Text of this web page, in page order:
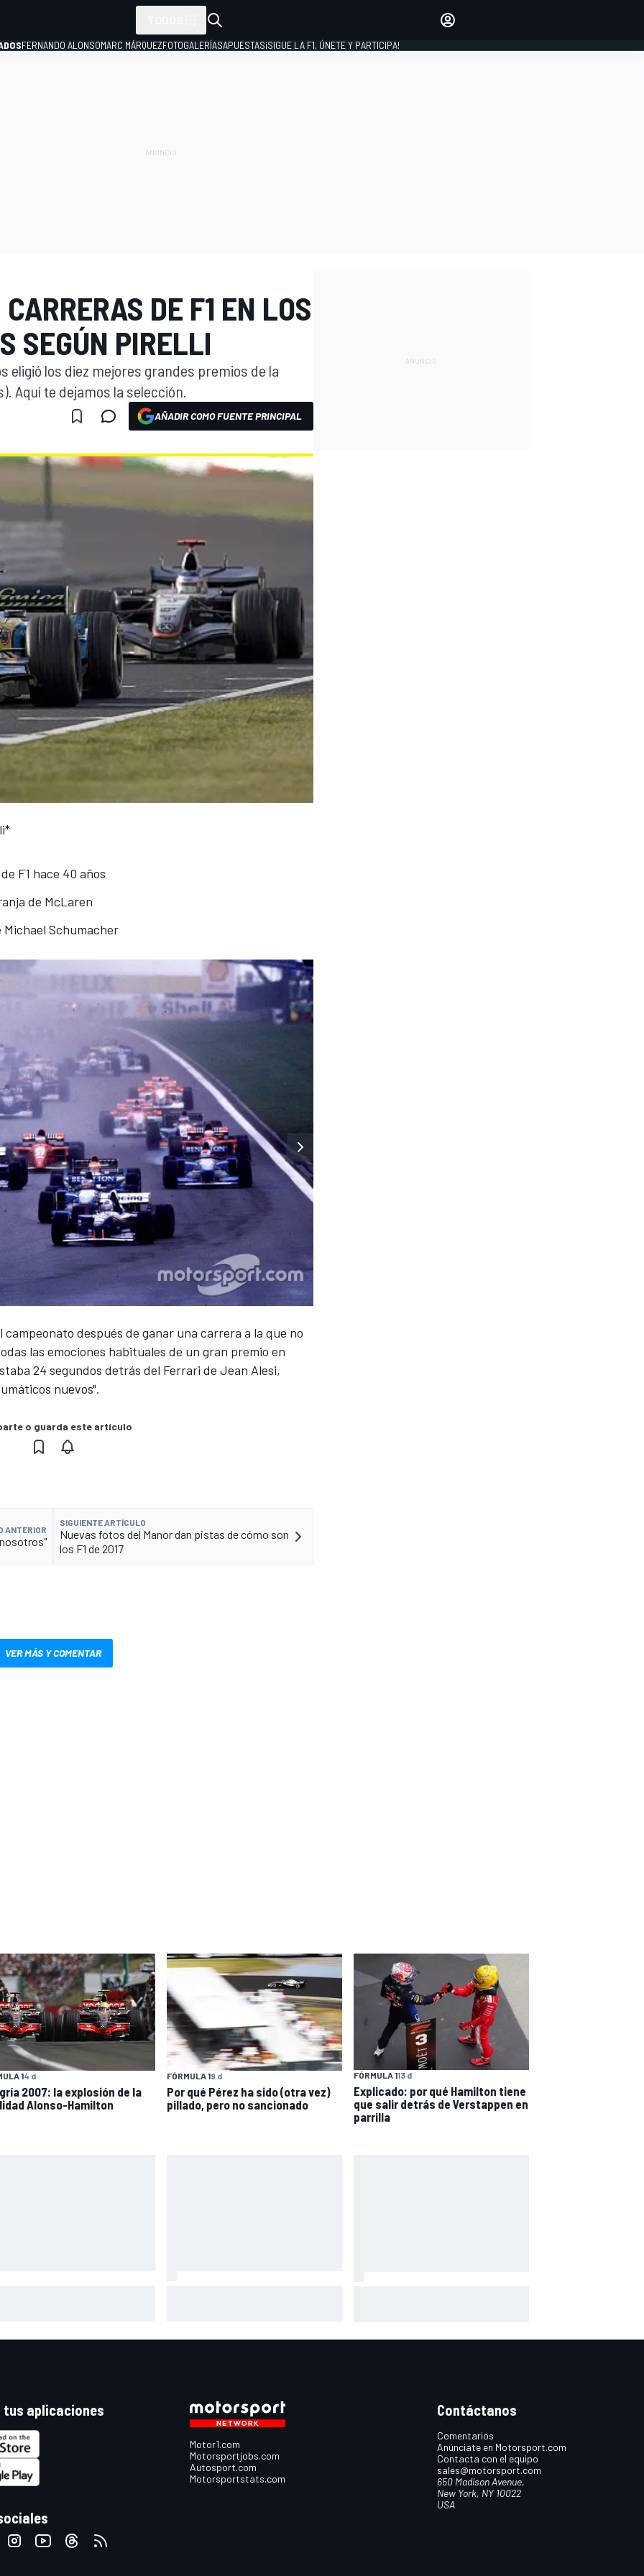
FERNANDO ALONSOMARC MÁRQUEZFOTOGALERÍASAPUESTAS¡SIGUE LA F1, ÚNETE Y PARTICIPA!
DE F1 EN LOS
SEGÚN PIRELLI
eligió los diez mejores grandes premios de la
Aquí te dejamos la selección.
AÑADIR COMO FUENTE PRINCIPAL
F1 hace 40 años
de McLaren
Michael Schumacher
después de ganar una carrera a la que no
las emociones habituales de un gran premio en
24 segundos detrás del Ferrari de Jean Alesi,
nuevos".
o guarda este artículo
ANTERIOR
SIGUIENTE ARTÍCULO
Nuevas fotos del Manor dan pistas de cómo son
los F1 de 2017
VER MÁS Y COMENTAR
14 d
2007: la explosión de la
Alonso-Hamilton
FÓRMULA 19 d
Por qué Pérez ha sido (otra vez)
pillado, pero no sancionado
FÓRMULA 113 d
Explicado: por qué Hamilton tiene
que salir detrás de Verstappen en
parrilla
tus aplicaciones
Motor1.com
Motorsportjobs.com
Autosport.com
Motorsportstats.com
Contáctanos
Comentarios
Anúnciate en Motorsport.com
Contacta con el equipo
sales@motorsport.com
650 Madison Avenue,
New York, NY 10022
USA